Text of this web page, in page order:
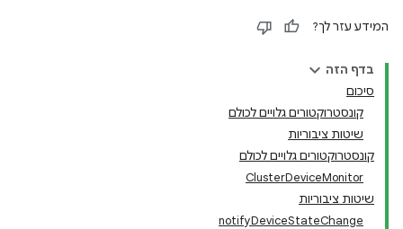
המידע עזר לך?
בדף הזה
סיכום
קונסטרוקטורים גלויים לכולם
שיטות ציבוריות
קונסטרוקטורים גלויים לכולם
ClusterDeviceMonitor
שיטות ציבוריות
notifyDeviceStateChange